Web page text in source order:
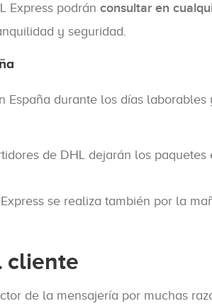
Express podrán consultar en
y seguridad.
España durante los días
de DHL dejarán los
se realiza también por la
cliente
de la mensajería por muchas